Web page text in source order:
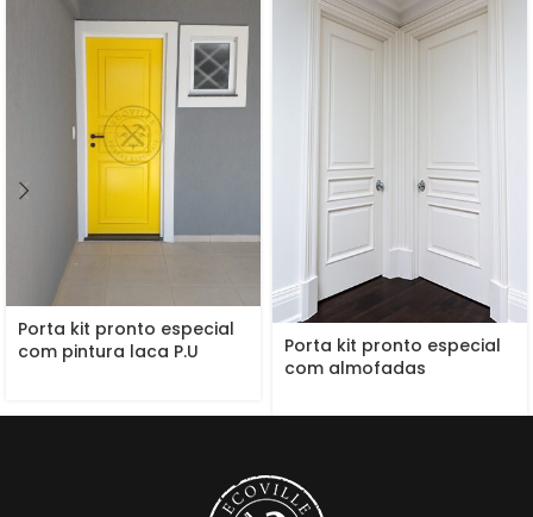
Porta kit pronto especial
com pintura laca P.U
Porta kit pronto especial
com almofadas